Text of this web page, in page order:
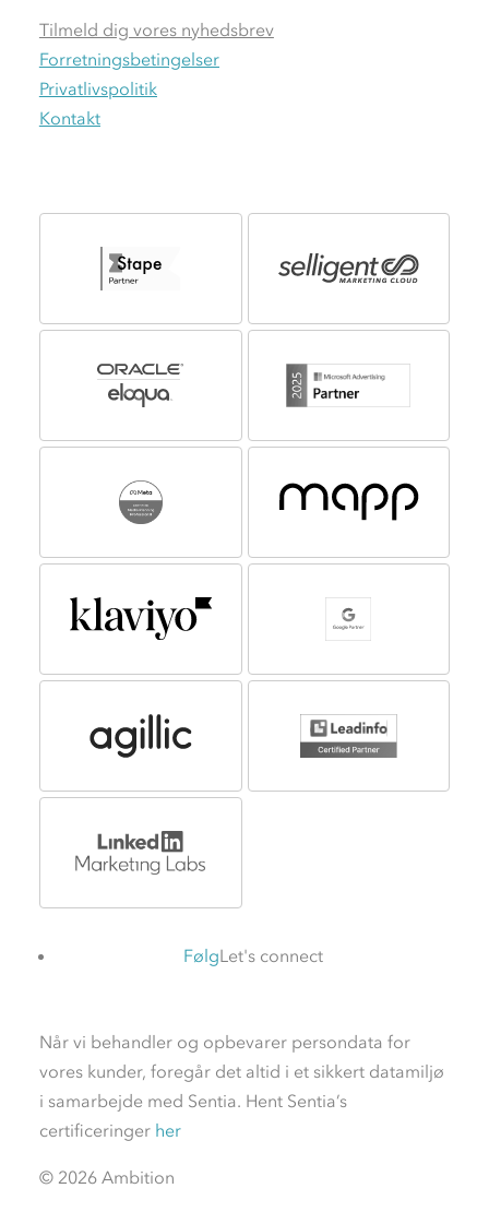
Tilmeld dig vores nyhedsbrev
Forretningsbetingelser
Privatlivspolitik
Kontakt
Følg
Når vi behandler og opbevarer persondata for
vores kunder, foregår det altid i et sikkert datamiljø
i samarbejde med Sentia. Hent Sentia’s
certificeringer her
© 2026 Ambition